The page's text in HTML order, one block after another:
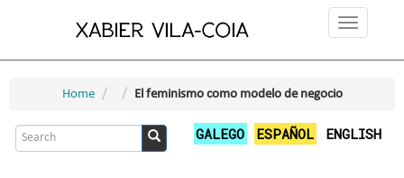
Toggle
Home El feminismo como modelo de negocio
Search
GALEGO ESPAÑOL ENGLISH